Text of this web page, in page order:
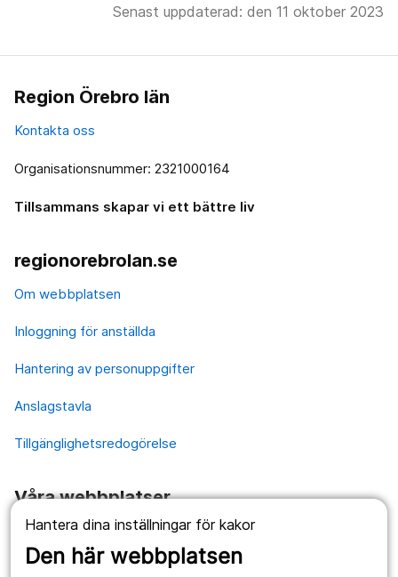
Hantera dina inställningar för kakor
Den här webbplatsen
Senast uppdaterad: den 11 oktober 2023
Region Örebro län
Kontakta oss
Organisationsnummer: 2321000164
Tillsammans skapar vi ett bättre liv
regionorebrolan.se
Om webbplatsen
Inloggning för anställda
Hantering av personuppgifter
Anslagstavla
Tillgänglighetsredogörelse
Våra webbplatser
1177.se
Länstrafiken